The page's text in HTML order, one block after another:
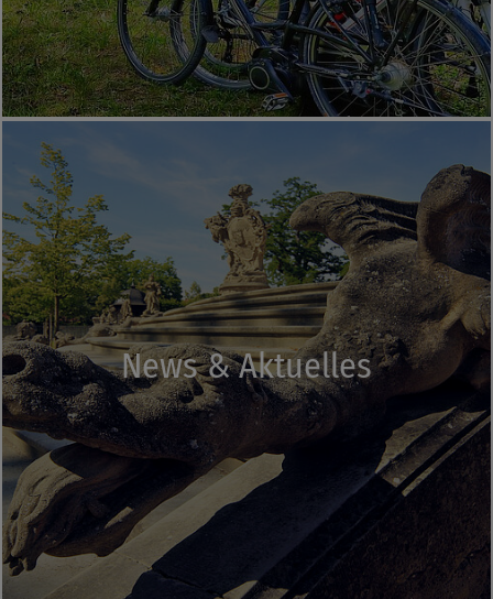
News & Aktuelles